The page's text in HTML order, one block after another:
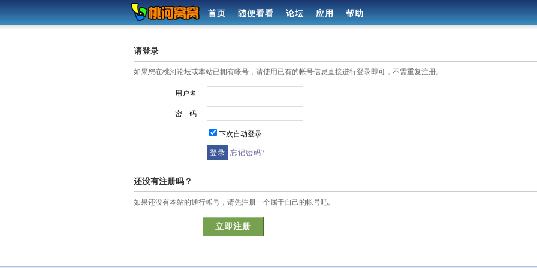
首页 随便看看 论坛 应用 帮助
请登录
如果您在桃河论坛或本站已拥有帐号，请使用已有的帐号信息直接进行登录即可，不需重复注册。
用户名
密 码
下次自动登录
忘记密码?
还没有注册吗？
如果还没有本站的通行帐号，请先注册一个属于自己的帐号吧。
立即注册